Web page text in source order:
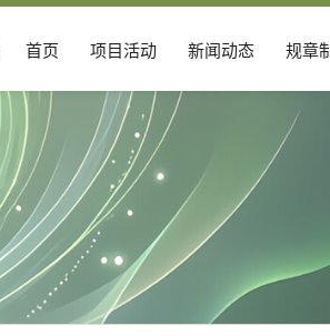
首页 项目活动 新闻动态 规章